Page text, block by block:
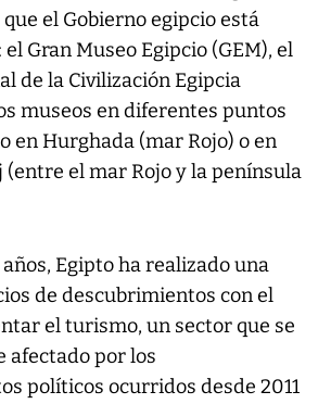
el Gobierno egipcio está
Gran Museo Egipcio (GEM), el
de la Civilización Egipcia
museos en diferentes puntos
en Hurghada (mar Rojo) o en
(entre el mar Rojo y la península
Egipto ha realizado una
de descubrimientos con el
el turismo, un sector que se
afectado por los
políticos ocurridos desde 2011